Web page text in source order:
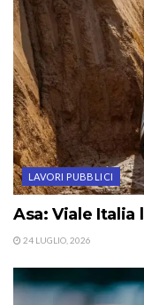
LAVORI PUBBLICI
Asa: Viale Italia
24 LUGLIO, 2026